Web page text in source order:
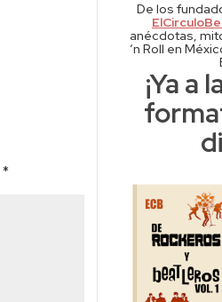
*
De los
anécdotas,
‘n Roll en
¡Ya a